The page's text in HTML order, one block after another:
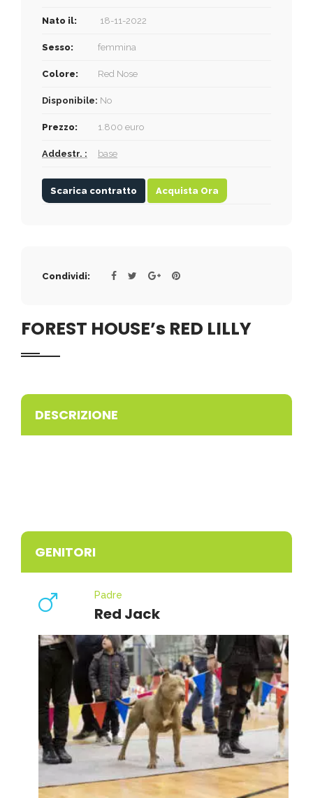
Nato il: 18-11-2022
Sesso: femmina
Colore: Red Nose
Disponibile: No
Prezzo: 1.800 euro
Addestr. : base
Scarica contratto Acquista Ora
Condividi:
FOREST HOUSE’s RED LILLY
DESCRIZIONE
GENITORI
Padre
Red Jack